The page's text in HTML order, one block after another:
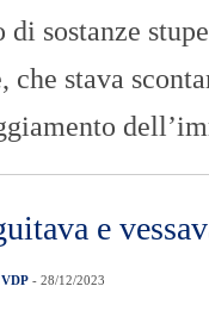
di sostanze
che stava
e
- 28/12/2023